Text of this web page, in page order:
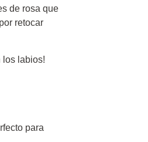
de rosa que
retocar
los labios!
para